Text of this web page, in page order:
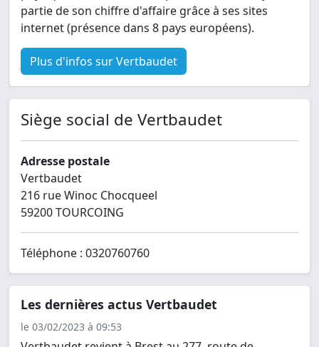
partie de son chiffre d'affaire grâce à ses sites
internet (présence dans 8 pays européens).
Plus d'infos sur Vertbaudet
Siège social de Vertbaudet
Adresse postale
Vertbaudet
216 rue Winoc Chocqueel
59200 TOURCOING
Téléphone : 0320760760
Les dernières actus Vertbaudet
le 03/02/2023 à 09:53